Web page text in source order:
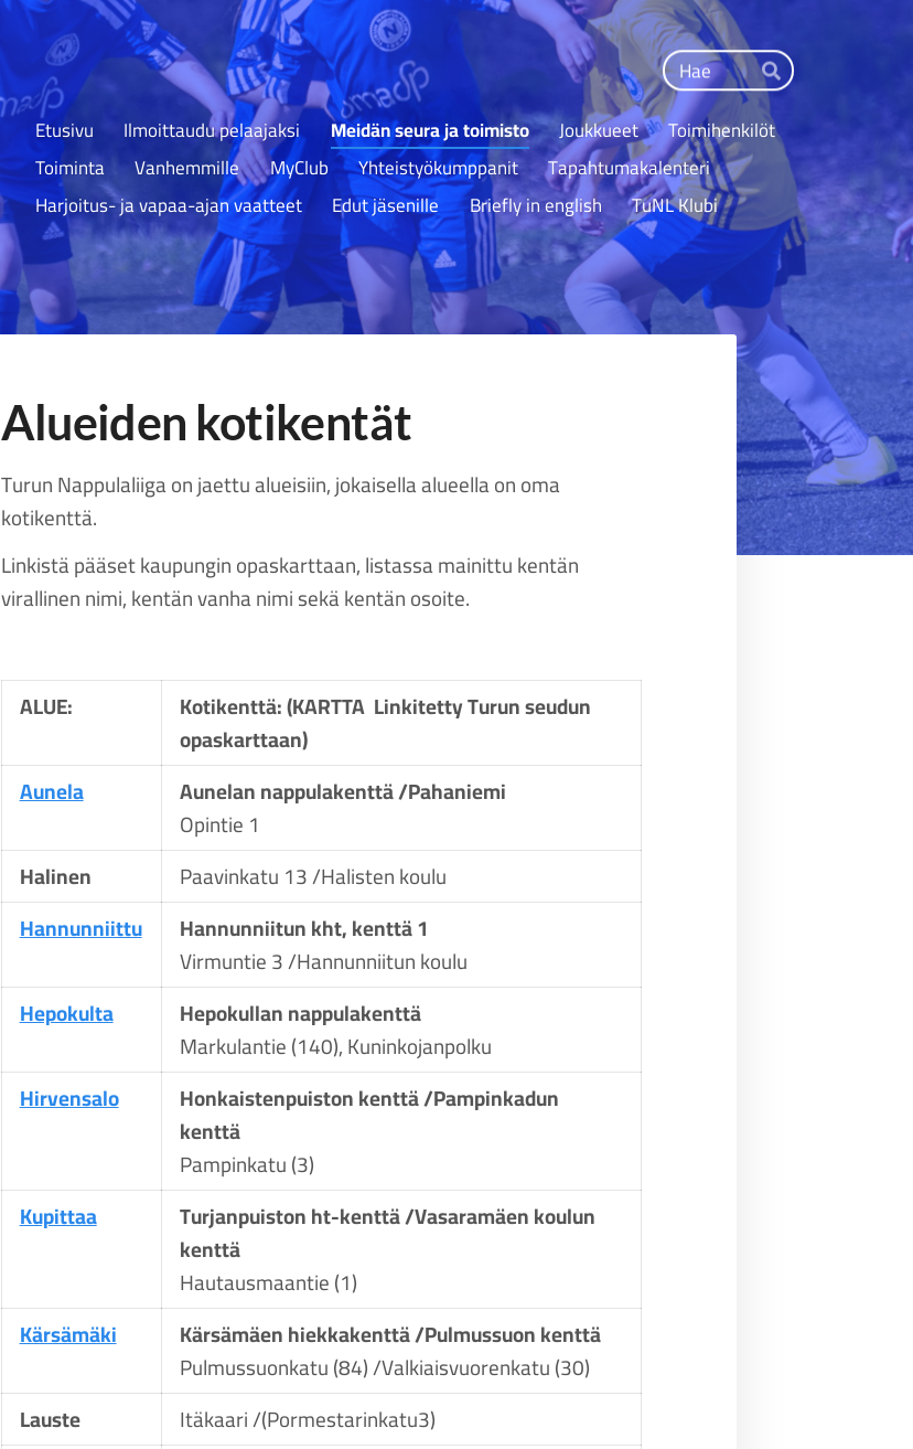
Haku
Hae
Etusivu Ilmoittaudu pelaajaksi Meidän seura ja toimisto Joukkueet
Toimihenkilöt
Toiminta
Vanhemmille MyClub Yhteistyökumppanit
Tapahtumakalenteri
Harjoitus- ja vapaa-ajan vaatteet
Edut jäsenille Briefly in english TuNL Klubi
Alueiden kotikentät
Turun Nappulaliiga on jaettu alueisiin, jokaisella alueella on oma
kotikenttä.
Linkistä pääset kaupungin opaskarttaan, listassa mainittu kentän
virallinen nimi, kentän vanha nimi sekä kentän osoite.
ALUE:
Kotikenttä: (KARTTA Linkitetty Turun seudun
opaskarttaan)
Aunela
Aunelan nappulakenttä /Pahaniemi
Opintie 1
Halinen
Paavinkatu 13 /Halisten koulu
Hannunniittu
Hannunniitun kht, kenttä 1
Virmuntie 3 /Hannunniitun koulu
Hepokulta
Hepokullan nappulakenttä
Markulantie (140), Kuninkojanpolku
Hirvensalo
Honkaistenpuiston kenttä /Pampinkadun
kenttä
Pampinkatu (3)
Kupittaa
Turjanpuiston ht-kenttä /Vasaramäen koulun
kenttä
Hautausmaantie (1)
Kärsämäki
Kärsämäen hiekkakenttä /Pulmussuon kenttä
Pulmussuonkatu (84) /Valkiaisvuorenkatu (30)
Lauste
Itäkaari /(Pormestarinkatu3)